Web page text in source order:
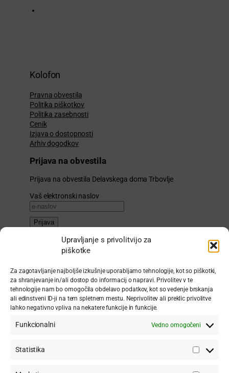
Upravljanje s privolitvijo za
piškotke
Za zagotavljanje najboljše izkušnje uporabljamo tehnologije, kot so piškotki,
za shranjevanje in/ali dostop do informacij o napravi. Privolitev v te
tehnologije nam bo omogočila obdelavo podatkov, kot so vedenje brskanja
ali edinstveni ID-ji na tem spletnem mestu. Neprivolitev ali preklic privolitve
lahko negativno vpliva na nekatere funkcije in funkcije.
Funkcionalni Vedno omogočeni
Statistika
Kolofon
Pravna obvestila
Politika piškotkov
Politika zasebnosti
Cenik
Izjava o dostopnosti
Arhiv dogodkov
Prijava na obvestila
Prijava na obvestila Delavskega doma Trbovlje
Vaš elektronski naslov
Prijava
Uprava
Trg svobode 11a
1420 Trbovlje
Telefon:03 56 33 481
E-pošta: info@dd-trbovlje.si
Uradne ure tajništva: